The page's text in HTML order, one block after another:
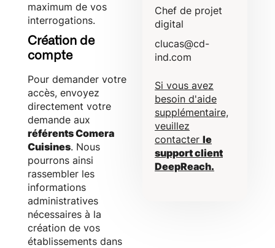
maximum de vos
interrogations.
Création de
compte
Pour demander votre
accès, envoyez
directement votre
demande aux
référents Comera
Cuisines. Nous
pourrons ainsi
rassembler les
informations
administratives
nécessaires à la
création de vos
établissements dans
Chef de projet
digital
clucas@cd-
ind.com
Si vous avez
besoin d'aide
supplémentaire,
veuillez
contacter le
support client
DeepReach.